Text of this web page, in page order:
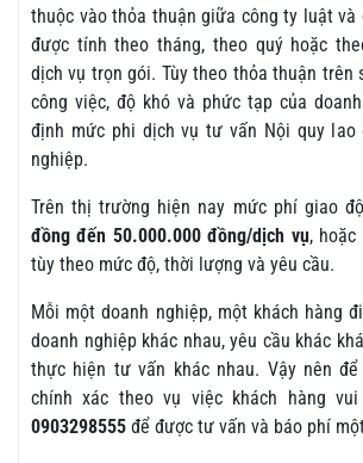
thuộc vào thỏa thuận giữa công ty luật và
được tính theo tháng, theo quý hoặc
dịch vụ trọn gói. Tùy theo thỏa thuận trên
công việc, độ khó và phức tạp của
định mức phi dịch vụ tư vấn Nội quy lao
nghiệp.
Trên thị trường hiện nay mức phí giao
đồng đến 50.000.000 đồng/dịch vụ,
tùy theo mức độ, thời lượng và yêu cầu.
Mỗi một doanh nghiệp, một khách hàng
doanh nghiệp khác nhau, yêu cầu khác
thực hiện tư vấn khác nhau. Vậy nên
chính xác theo vụ việc khách hàng
0903298555 để được tư vấn và báo phí